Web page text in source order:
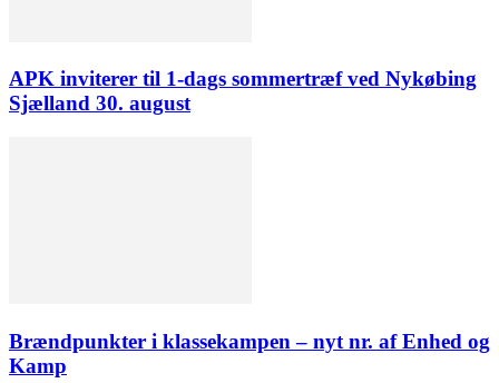
APK inviterer til 1-dags sommertræf ved Nykøbing
Sjælland 30. august
Brændpunkter i klassekampen – nyt nr. af Enhed og
Kamp